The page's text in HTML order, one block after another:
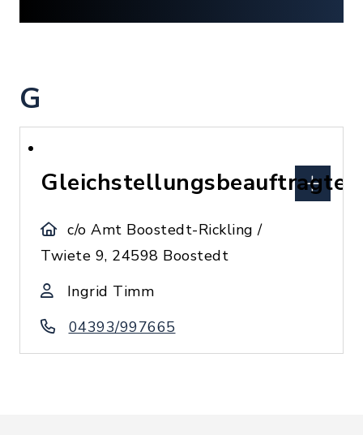
G
Gleichstellungsbeauftragte
c/o Amt Boostedt-Rickling /
Twiete 9, 24598 Boostedt
Ingrid Timm
04393/997665